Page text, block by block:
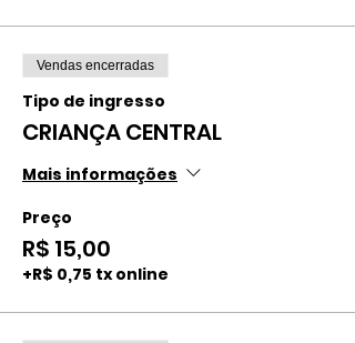
Vendas encerradas
Tipo de ingresso
CRIANÇA CENTRAL
Mais informações
Preço
R$ 15,00
+R$ 0,75 tx online